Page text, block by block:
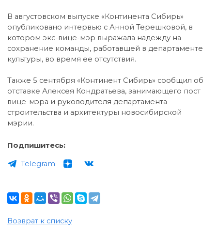
В августовском выпуске «Континента Сибирь»
опубликовано интервью с Анной Терешковой, в
котором экс-вице-мэр выражала надежду на
сохранение команды, работавшей в департаменте
культуры, во время ее отсутствия.
Также 5 сентября «Континент Сибирь» сообщил об
отставке Алексея Кондратьева, занимающего пост
вице-мэра и руководителя департамента
строительства и архитектуры новосибирской
мэрии.
Подпишитесь:
Telegram
Возврат к списку